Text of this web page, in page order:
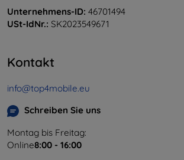
Unternehmens-ID: 46701494
USt-IdNr.: SK2023549671
Kontakt
info@top4mobile.eu
Schreiben Sie uns
Montag bis Freitag:
Online8:00 - 16:00